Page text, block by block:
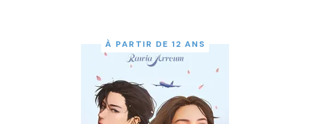
À PARTIR DE 12 ANS